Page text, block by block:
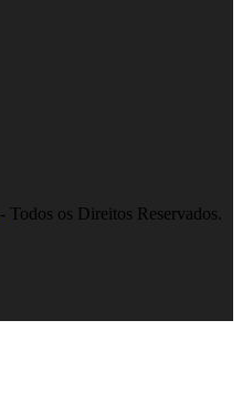
- Todos os Direitos Reservados.